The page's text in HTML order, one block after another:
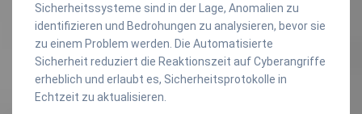
Sicherheitssysteme sind in der Lage, Anomalien zu
identifizieren und Bedrohungen zu analysieren, bevor sie
zu einem Problem werden. Die Automatisierte
Sicherheit reduziert die Reaktionszeit auf Cyberangriffe
erheblich und erlaubt es, Sicherheitsprotokolle in
Echtzeit zu aktualisieren.